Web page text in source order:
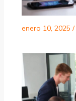
enero 10, 2025 /